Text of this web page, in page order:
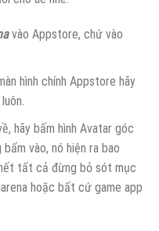
vào Appstore, chứ vào
hình chính Appstore hãy
hãy bấm hình Avatar góc
vào, nó hiện ra bao
tất cả đừng bỏ sót mục
hoặc bất cứ game app